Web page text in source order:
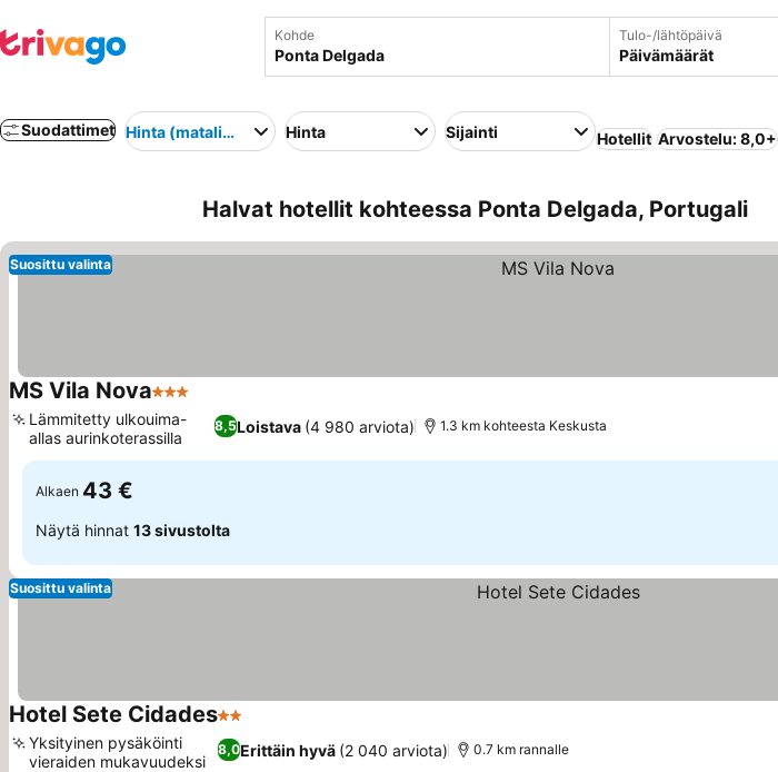
Kohde Tulo-/lähtöpäivä
Päivämäärät
Suodattimet Hinta (matalimmasta korkeimpaan)
Hinta Sijainti Hotellit Arvostelu: 8,0+
Halvat hotellit kohteessa Ponta Delgada, Portugali
Suosittu valinta
MS Vila Nova3 Tähtiluokitus
8,5Loistava (4 980 arviota)
Lämmitetty ulkouima-
allas aurinkoterassilla
1.3 km kohteesta Keskusta
Alkaen 43 €
Näytä hinnat 13 sivustolta
Suosittu valinta
Hotel Sete Cidades2 Tähtiluokitus
8,0Erittäin hyvä (2 040 arviota)
Yksityinen pysäköinti
vieraiden mukavuudeksi
0.7 km rannalle